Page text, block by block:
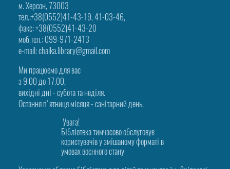
м. Херсон, 73003
тел.:+38(0552)41-43-19, 41-03-46,
факс: +38(0552)41-43-20
моб.тел.: 099-971-2413
e-mail: chaika.library@gmail.com
Ми працюємо для вас
з 9.00 до 17.00,
вихідні дні - субота та неділя.
Остання п'ятниця місяця - санітарний день.
Увага!
Бібліотека тимчасово обслуговує
користувачів у змішаному форматі в
умовах воєнного стану